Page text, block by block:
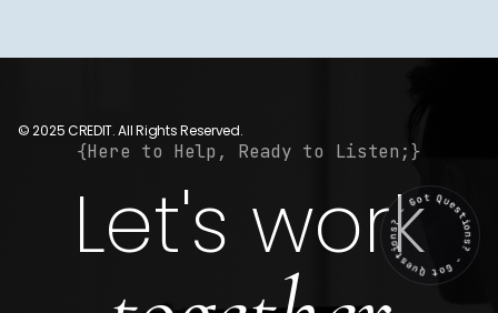
© 2025 CREDIT. All Rights Reserved.
{Here to Help, Ready to Listen;}
Let's work